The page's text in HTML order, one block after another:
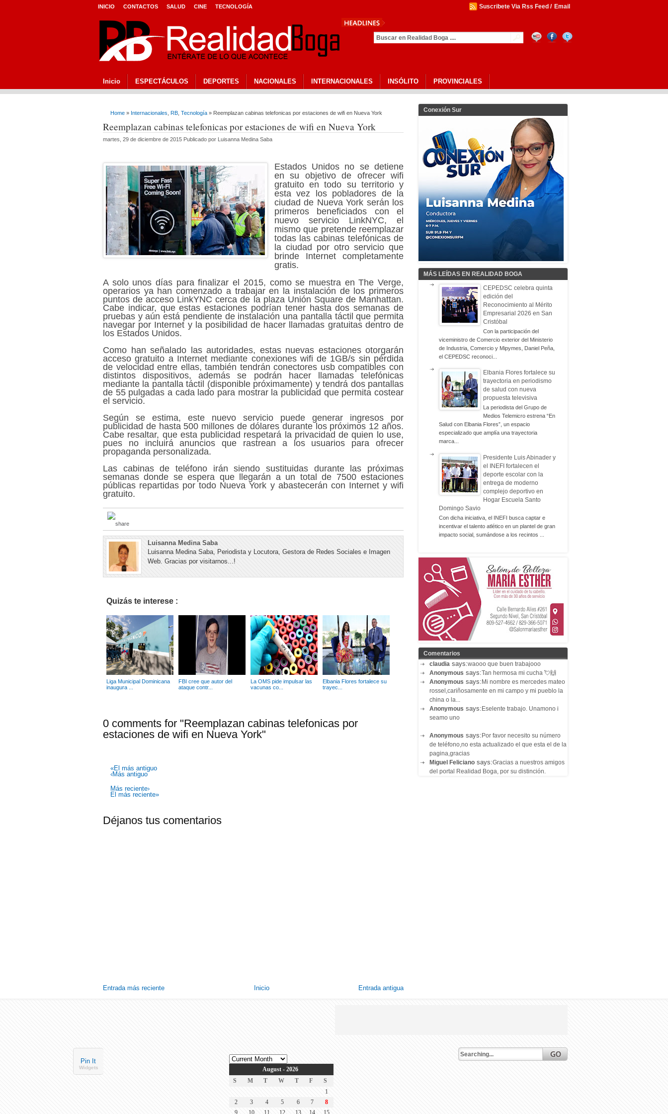
INICIO CONTACTOS SALUD CINE TECNOLOGÍA Suscribete Via Rss Feed / Email
Inicio ESPECTÁCULOS DEPORTES NACIONALES INTERNACIONALES INSÓLITO PROVINCIALES
Pin It
Widgets
Home » Internacionales RB Tecnología » Reemplazan cabinas telefonicas por estaciones de wifi en Nueva York
Reemplazan cabinas telefonicas por estaciones de wifi en Nueva York
martes, 29 de diciembre de 2015 Publicado por Luisanna Medina Saba
Estados Unidos no se detiene
en su objetivo de ofrecer wifi
gratuito en todo su territorio y
esta vez los pobladores de la
ciudad de Nueva York serán los
primeros beneficiados con el
nuevo servicio LinkNYC, el
mismo que pretende reemplazar
todas las cabinas telefónicas de
la ciudad por otro servicio que
brinde Internet completamente
gratis.
A solo unos días para finalizar el 2015, como se muestra en The Verge,
operarios ya han comenzado a trabajar en la instalación de los primeros
puntos de acceso LinkYNC cerca de la plaza Unión Square de Manhattan.
Cabe indicar, que estas estaciones podrían tener hasta dos semanas de
pruebas y aún está pendiente de instalación una pantalla táctil que permita
navegar por Internet y la posibilidad de hacer llamadas gratuitas dentro de
los Estados Unidos.
Como han señalado las autoridades, estas nuevas estaciones otorgarán
acceso gratuito a Internet mediante conexiones wifi de 1GB/s sin pérdida
de velocidad entre ellas, también tendrán conectores usb compatibles con
distintos dispositivos, además se podrán hacer llamadas telefónicas
mediante la pantalla táctil (disponible próximamente) y tendrá dos pantallas
de 55 pulgadas a cada lado para mostrar la publicidad que permita costear
el servicio.
Según se estima, este nuevo servicio puede generar ingresos por
publicidad de hasta 500 millones de dólares durante los próximos 12 años.
Cabe resaltar, que esta publicidad respetará la privacidad de quien lo use,
pues no incluirá anuncios que rastrean a los usuarios para ofrecer
propaganda personalizada.
Las cabinas de teléfono irán siendo sustituidas durante las próximas
semanas donde se espera que llegarán a un total de 7500 estaciones
públicas repartidas por todo Nueva York y abastecerán con Internet y wifi
gratuito.
Luisanna Medina Saba
Luisanna Medina Saba, Periodista y Locutora, Gestora de Redes Sociales e Imagen
Web. Gracias por visitarnos...!
Quizás te interese :
Liga Municipal Dominicana
inaugura ...
FBI cree que autor del
ataque contr...
La OMS pide impulsar las
vacunas co...
Elbania Flores fortalece su
trayec...
0 comments for "Reemplazan cabinas telefonicas por
estaciones de wifi en Nueva York"
«El más antiguo
‹Más antiguo
Más reciente›
El más reciente»
Déjanos tus comentarios
Entrada más reciente Entrada antigua
Inicio
Conexión Sur
MÁS LEÍDAS EN REALIDAD BOGA
CEPEDSC celebra quinta
edición del
Reconocimiento al Mérito
Empresarial 2026 en San
Cristóbal
Con la participación del
viceministro de Comercio exterior del Ministerio
de Industria, Comercio y Mipymes, Daniel Peña,
el CEPEDSC reconoci...
Elbania Flores fortalece su
trayectoria en periodismo
de salud con nueva
propuesta televisiva
La periodista del Grupo de
Medios Telemicro estrena “En
Salud con Elbania Flores”, un espacio
especializado que amplía una trayectoria
marca...
Presidente Luis Abinader y
el INEFI fortalecen el
deporte escolar con la
entrega de moderno
complejo deportivo en
Hogar Escuela Santo
Domingo Savio
Con dicha iniciativa, el INEFI busca captar e
incentivar el talento atlético en un plantel de gran
impacto social, sumándose a los recintos ...
Comentarios
claudia says:waooo que buen trabajooo
Anonymous says:Tan hermosa mi cucha 💘🙌
Anonymous says:Mi nombre es mercedes mateo
rossel,cariñosamente en mi campo y mi pueblo la
china o la...
Anonymous says:Eselente trabajo. Unamono i
seamo uno
Anonymous says:Por favor necesito su número
de teléfono,no esta actualizado el que esta el de la
pagina,gracias
Miguel Feliciano says:Gracias a nuestros amigos
del portal Realidad Boga, por su distinción.
August - 2026
S
M T W T F
S
1
2
3 4 5 6 7
8
9
10 11 12 13 14 15